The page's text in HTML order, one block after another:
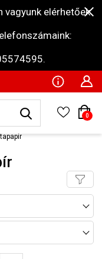
elérhetőek
0